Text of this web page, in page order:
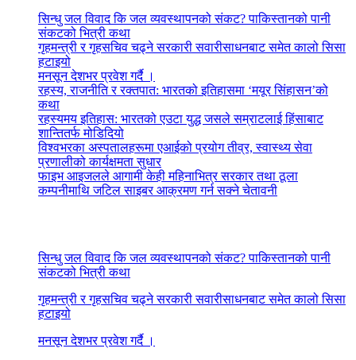
सिन्धु जल विवाद कि जल व्यवस्थापनको संकट? पाकिस्तानको पानी
संकटको भित्री कथा
गृहमन्त्री र गृहसचिव चढ्ने सरकारी सवारीसाधनबाट समेत कालो सिसा
हटाइयो
मनसून देशभर प्रवेश गर्दै ।
रहस्य, राजनीति र रक्तपात: भारतको इतिहासमा ‘मयूर सिंहासन’को
कथा
रहस्यमय इतिहास: भारतको एउटा युद्ध जसले सम्राटलाई हिंसाबाट
शान्तितर्फ मोडिदियो
विश्वभरका अस्पतालहरूमा एआईको प्रयोग तीव्र, स्वास्थ्य सेवा
प्रणालीको कार्यक्षमता सुधार
फाइभ आइजलले आगामी केही महिनाभित्र सरकार तथा ठूला
कम्पनीमाथि जटिल साइबर आक्रमण गर्न सक्ने चेतावनी
सिन्धु जल विवाद कि जल व्यवस्थापनको संकट? पाकिस्तानको पानी
संकटको भित्री कथा
गृहमन्त्री र गृहसचिव चढ्ने सरकारी सवारीसाधनबाट समेत कालो सिसा
हटाइयो
मनसून देशभर प्रवेश गर्दै ।